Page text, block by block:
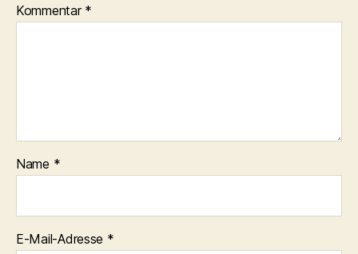
Kommentar *
Name *
E-Mail-Adresse *